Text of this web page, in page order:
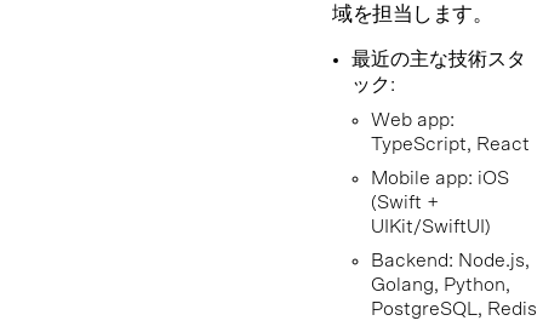
域を担当します。
最近の主な技術スタ
ック:
Web app:
TypeScript, React
Mobile app: iOS
(Swift +
UIKit/SwiftUI)
Backend: Node.js,
Golang, Python,
PostgreSQL, Redis